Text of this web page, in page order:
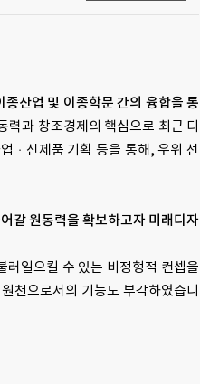
산업 및 이종학문 간의 융합을 통
력과 창조경제의 핵심으로 최근 디
ㆍ신제품 기획 등을 통해, 우위 선
갈 원동력을 확보하고자 미래디자
러일으킬 수 있는 비정형적 컨셉을
천으로서의 기능도 부각하였습니